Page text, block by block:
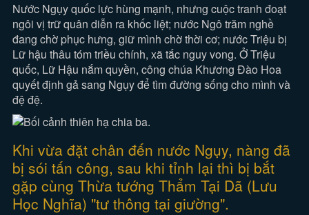
Nước Ngụy quốc lực hùng mạnh, nhưng cuộc tranh đoạt
ngôi vị trữ quân diễn ra khốc liệt; nước Ngô trăm nghề
đang chờ phục hưng, giữ mình chờ thời cơ; nước Triệu bị
Lữ hậu thâu tóm triều chính, xã tắc nguy vong. Ở Triệu
quốc, Lữ Hậu nắm quyền, công chúa Khương Đào Hoa
quyết định gả sang Ngụy để tìm đường sống cho mình và
đệ đệ.
Khi vừa đặt chân đến nước Ngụy, nàng đã
bị sói tấn công, sau khi tỉnh lại thì bị bắt
gặp cùng Thừa tướng Thẩm Tại Dã (Lưu
Học Nghĩa) "tư thông tại giường".